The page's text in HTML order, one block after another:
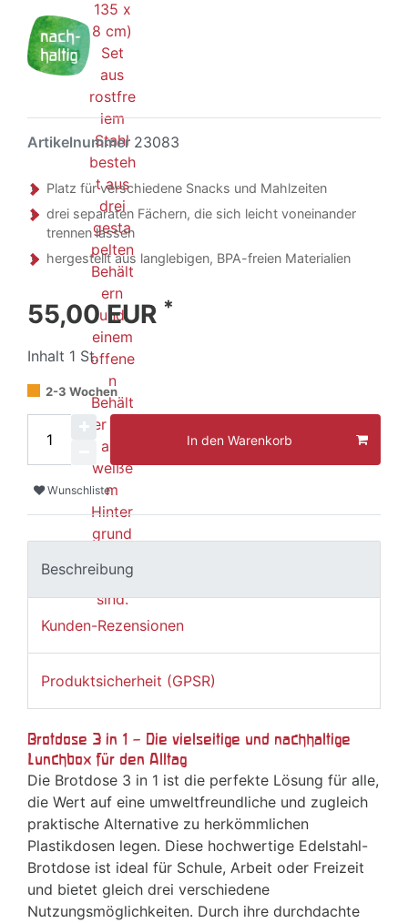
Artikelnummer 23083
Platz für verschiedene Snacks und Mahlzeiten
drei separaten Fächern, die sich leicht voneinander
trennen lassen
hergestellt aus langlebigen, BPA-freien Materialien
55,00 EUR *
Inhalt 1 St.
2-3 Wochen
In den Warenkorb
Wunschliste
Beschreibung
Kunden-Rezensionen
Produktsicherheit (GPSR)
Brotdose 3 in 1 – Die vielseitige und nachhaltige
Lunchbox für den Alltag
Die Brotdose 3 in 1 ist die perfekte Lösung für alle,
die Wert auf eine umweltfreundliche und zugleich
praktische Alternative zu herkömmlichen
Plastikdosen legen. Diese hochwertige Edelstahl-
Brotdose ist ideal für Schule, Arbeit oder Freizeit
und bietet gleich drei verschiedene
Nutzungsmöglichkeiten. Durch ihre durchdachte